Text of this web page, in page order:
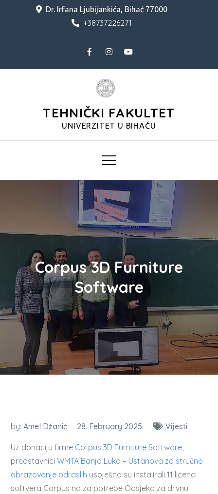
Dr. Irfana Ljubijankića, Bihać 77000
+38737226271
TEHNIČKI FAKULTET
UNIVERZITET U BIHAĆU
Corpus 3D Furniture
Software
by:Amel Džanić 28. February 2025. Vijesti
Uz donaciju firme Corpus 3D Furniture Software,
predstavniciWMTA Banja Luka – Ustanova za stručno
obrazovanje odraslih uspješno su instalirali 11 licenci
softvera Corpus na za potrebe Odsjeka za drvnu